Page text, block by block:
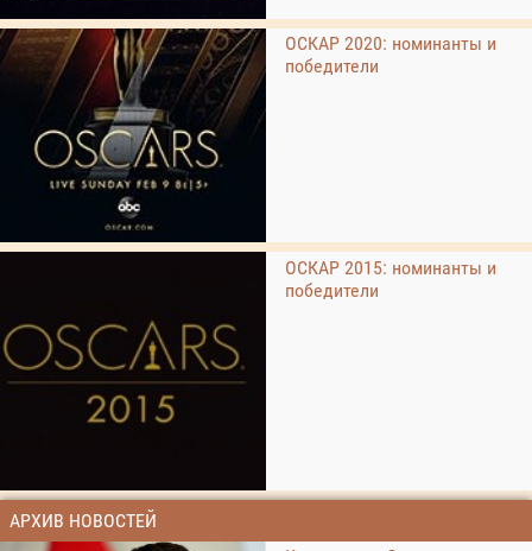
ОСКАР 2020: номинанты и
победители
ОСКАР 2015: номинанты и
победители
АРХИВ НОВОСТЕЙ